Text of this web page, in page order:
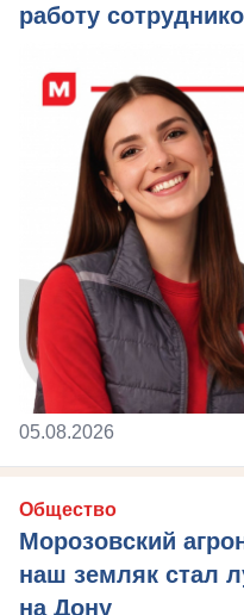
работу
05.08.2026
Общество
Морозовский
наш земляк стал
на Дону